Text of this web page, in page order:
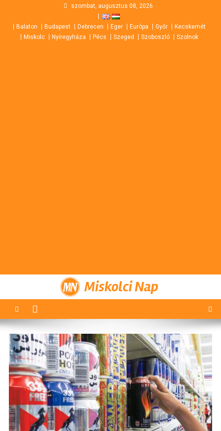
content
szombat, augusztus 08, 2026
Balaton Budapest Debrecen Eger Európa Győr
Kecskemét
Miskolc
Nyíregyháza Pécs Szeged Szoboszló Szolnok
Miskolci Nap